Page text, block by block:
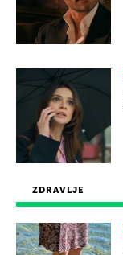
ZDRAVLJE